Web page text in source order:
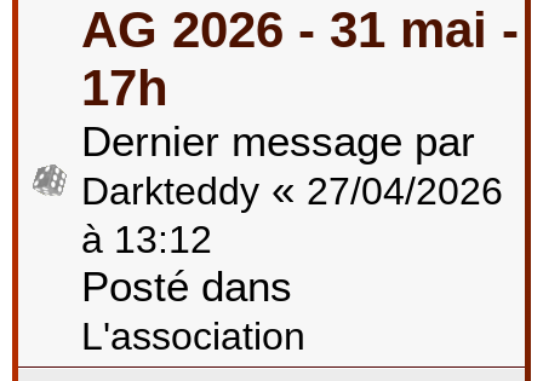
AG 2026 - 31 mai -
17h
Dernier message par
Darkteddy « 27/04/2026
à 13:12
Posté dans
L'association